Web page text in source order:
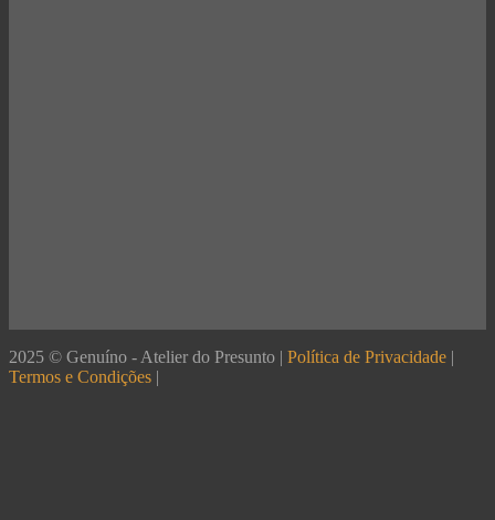
2025 © Genuíno - Atelier do Presunto | Política de Privacidade |
Termos e Condições |